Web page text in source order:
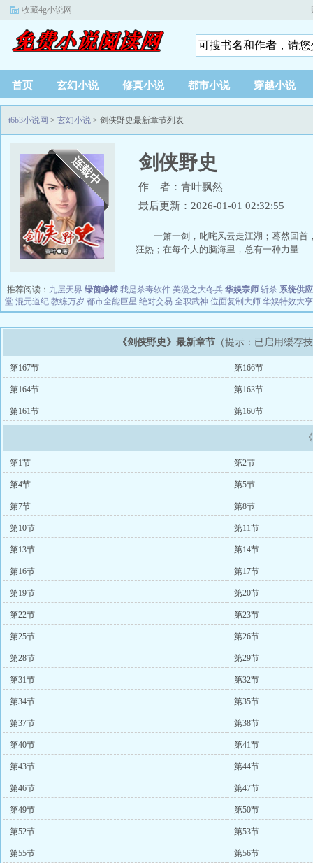
收藏4g小说网
首页 玄幻小说 修真小说 都市小说 穿越小说
t6b3小说网 > 玄幻小说 > 剑侠野史最新章节列表
剑侠野史
作 者：青叶飘然
最后更新：2026-01-01 02:32:55
一箫一剑，叱咤风云走江湖；蓦然回
狂热；在每个人的脑海里，总有一种力量...
推荐阅读： 九层天界 绿茵峥嵘 我是杀毒软件 美漫之大冬兵 华娱宗师 斩杀 系统供
堂 混元道纪 教练万岁 都市全能巨星 绝对交易 全职武神 位面复制大师 华娱特效大亨
《剑侠野史》最新章节 （提示：已启用缓存
第167节 第166节
第164节 第163节
第161节 第160节
第1节 第2节
第4节 第5节
第7节 第8节
第10节 第11节
第13节 第14节
第16节 第17节
第19节 第20节
第22节 第23节
第25节 第26节
第28节 第29节
第31节 第32节
第34节 第35节
第37节 第38节
第40节 第41节
第43节 第44节
第46节 第47节
第49节 第50节
第52节 第53节
第55节 第56节